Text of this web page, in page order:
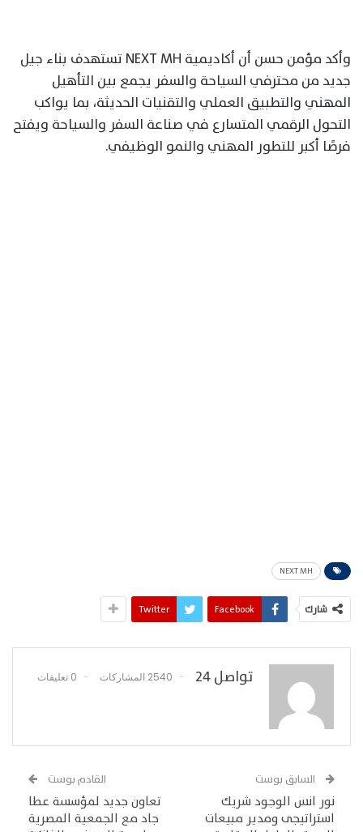
وأكد مؤمن حسن أن أكاديمية NEXT MH تستهدف بناء جيل
جديد من محترفي السياحة والسفر يجمع بين التأهيل
المهني والتطبيق العملي والتقنيات الحديثة، بما يواكب
التحول الرقمي المتسارع في صناعة السفر والسياحة ويفتح
فرصًا أكبر للتطور المهني والنمو الوظيفي.
NEXT MH
شارك Facebook
Twitter
تواصل 24 2540 المشاركات 0 تعليقات
السابق بوست
نور انس الوجود شريك
استراتيجى ومدير مبيعات
القادم بوست
تعاون جديد لمؤسسة عطا
جاد مع الجمعية المصرية